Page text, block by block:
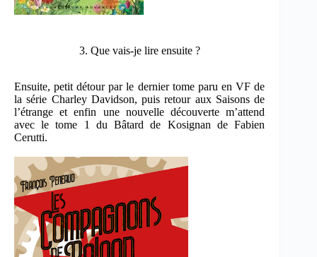
3. Que vais-je lire ensuite ?
Ensuite, petit détour par le dernier tome paru en VF de
la série Charley Davidson, puis retour aux Saisons de
l’étrange et enfin une nouvelle découverte m’attend
avec le tome 1 du Bâtard de Kosignan de Fabien
Cerutti.